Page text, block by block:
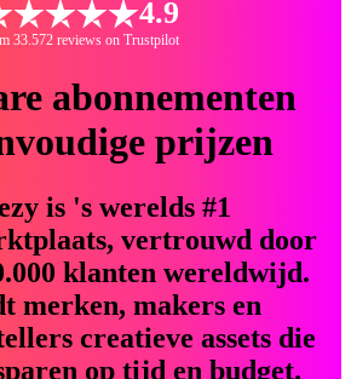
4.9
33.572 reviews on Trustpilot
abonnementen
prijzen
is 's werelds #1
vertrouwd door
klanten wereldwijd.
merken, makers en
creatieve assets die
op tijd en budget.